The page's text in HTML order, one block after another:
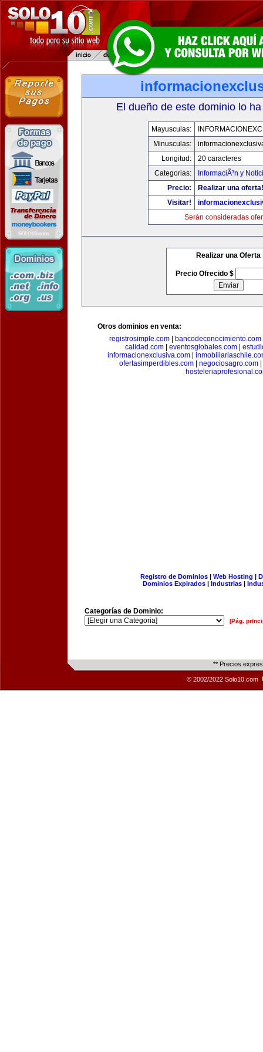
El dueño de este dominio lo
Mayusculas:
Minusculas:
Longitud:
20 caracteres
Categorias:
InformaciÃ³n y
Precio:
Realizar una oferta!
Visitar!
Serán consideradas
Realizar una Oferta
Precio Ofrecido $
Otros dominios en venta:
registrosimple.com
bancodeconocimiento.com
calidad.com
eventosglobales.com
informacionexclusiva.com|
ofertasimperdibles.com
negociosagro.com
Registro de Dominios| Web Hosting |
Dominios Expirados | Industrias |
Categorías de Dominio:
[Pág.
** Precios
© 2002/2022 Solo10.com